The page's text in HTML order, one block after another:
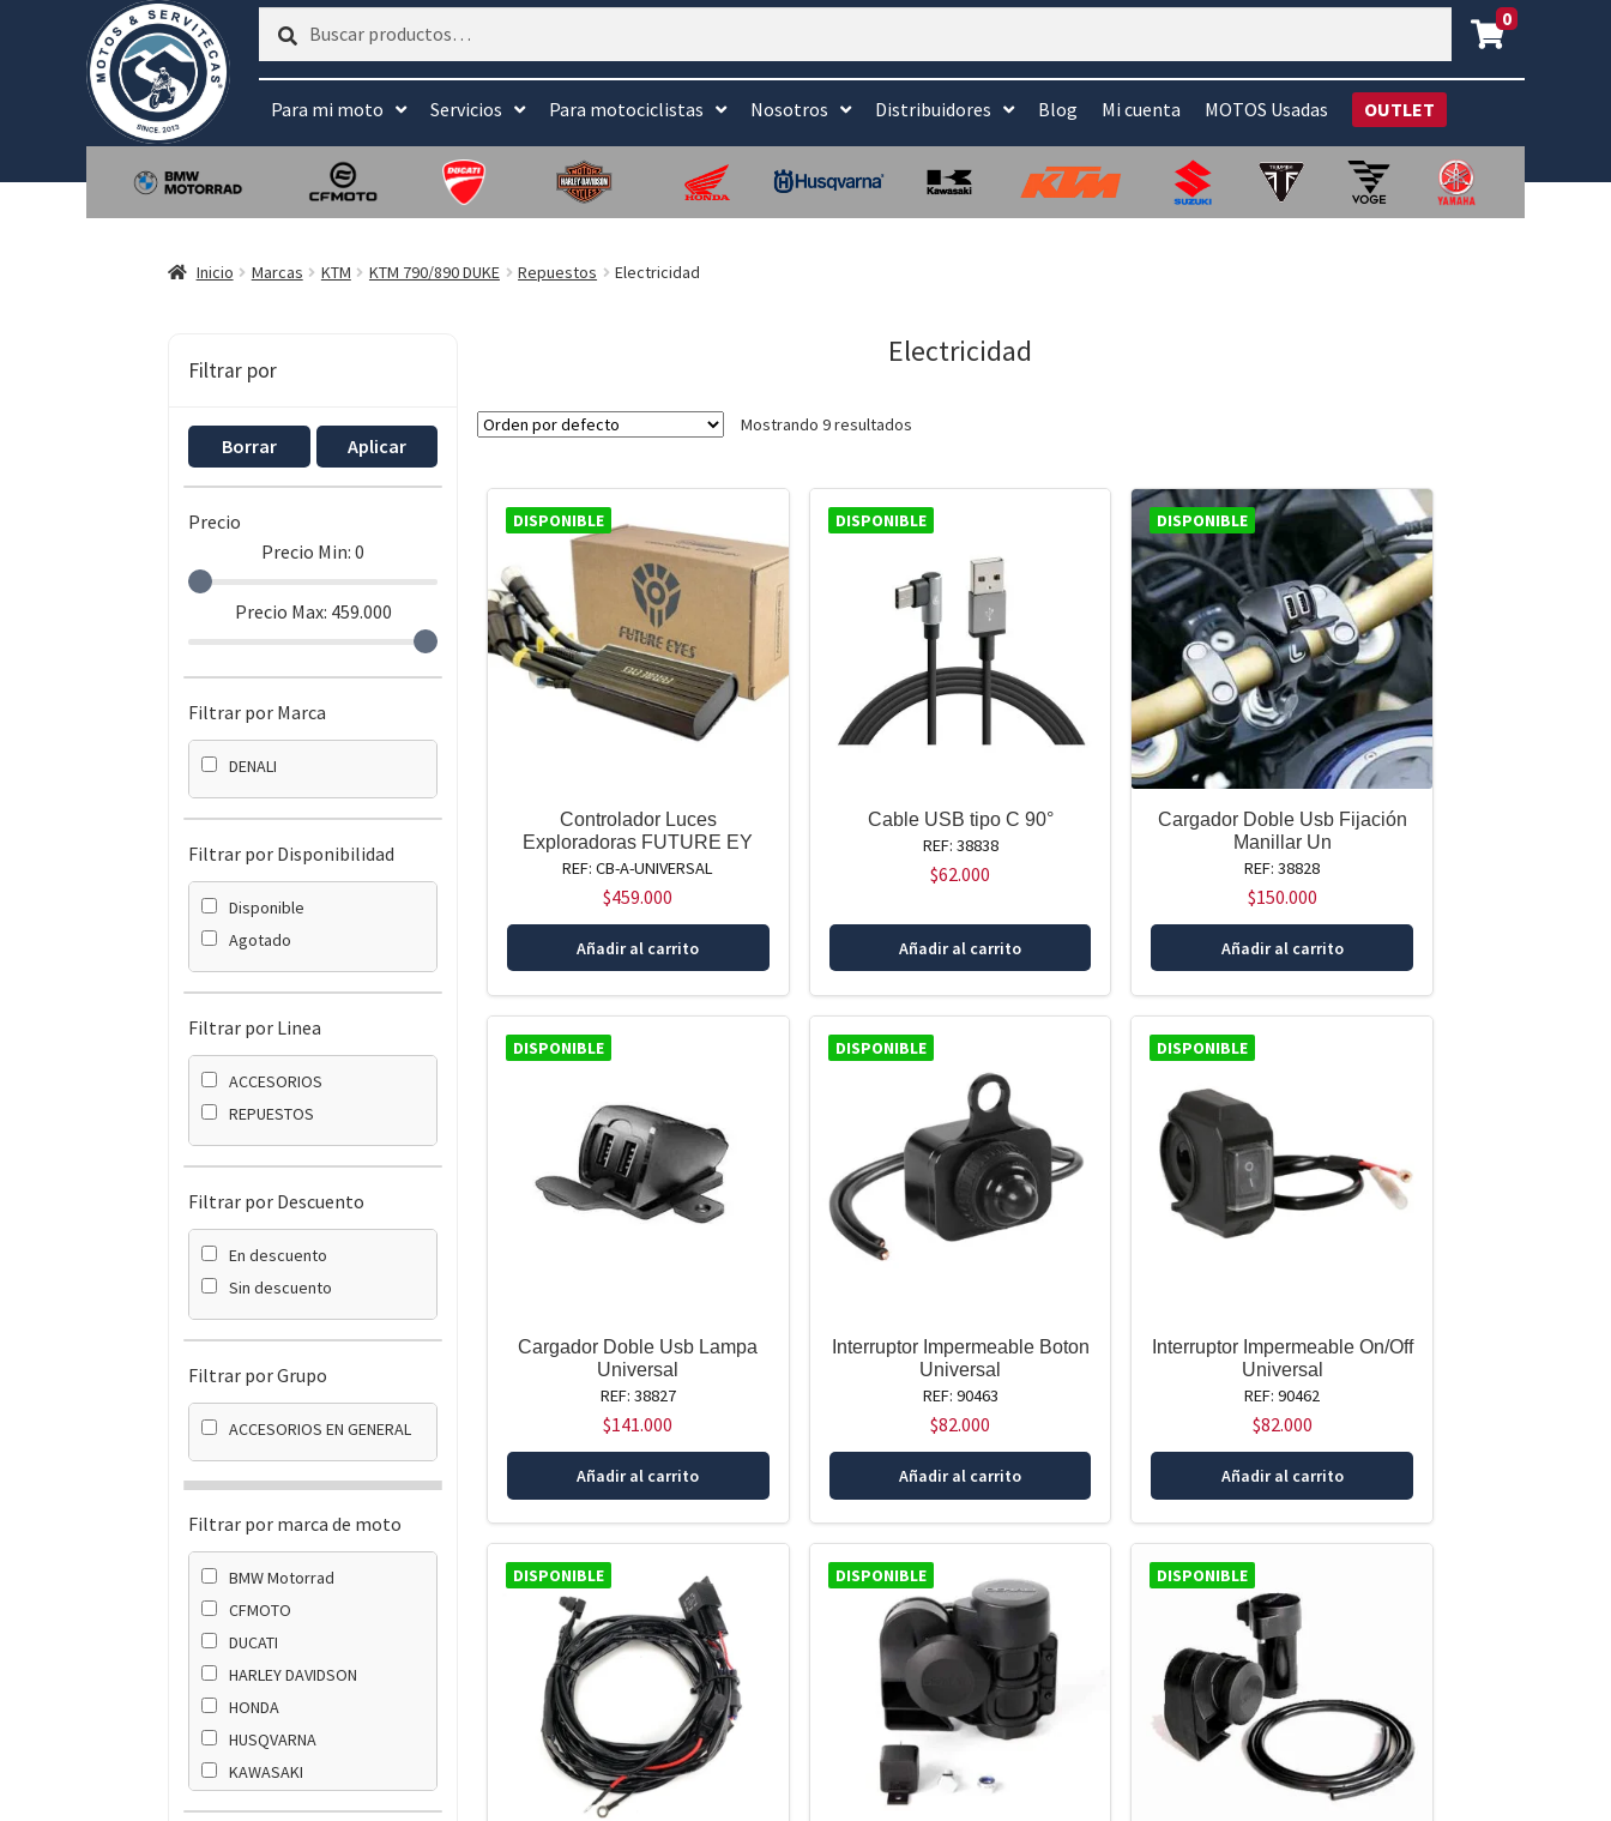
Buscar
Buscar 0
Para mi moto Servicios Para motociclistas Nosotros Distribuidores Blog Mi cuenta MOTOS Usadas OUTLET
Inicio Marcas KTM KTM 790/890 DUKE Repuestos Electricidad
Filtrar por
Borrar Aplicar
Precio
Precio Min:0
Precio Max: 459.000
Filtrar por Marca
DENALI
Filtrar por Disponibilidad
Disponible
Agotado
Filtrar por Linea
ACCESORIOS
REPUESTOS
Filtrar por Descuento
En descuento
Sin descuento
Filtrar por Grupo
ACCESORIOS EN GENERAL
Filtrar por marca de moto
BMW Motorrad
CFMOTO
DUCATI
HARLEY DAVIDSON
HONDA
HUSQVARNA
KAWASAKI
Electricidad
Mostrando 9 resultados
DISPONIBLE
Controlador Luces
Exploradoras FUTURE EY
REF: CB-A-UNIVERSAL
$459.000
Añadir al carrito
DISPONIBLE
Cable USB tipo C 90°
REF: 38838
$62.000
Añadir al carrito
DISPONIBLE
Cargador Doble Usb Fijación
Manillar Un
REF: 38828
$150.000
Añadir al carrito
DISPONIBLE
Cargador Doble Usb Lampa
Universal
REF: 38827
$141.000
Añadir al carrito
DISPONIBLE
Interruptor Impermeable Boton
Universal
REF: 90463
$82.000
Añadir al carrito
DISPONIBLE
Interruptor Impermeable On/Off
Universal
REF: 90462
$82.000
Añadir al carrito
DISPONIBLE DISPONIBLE DISPONIBLE